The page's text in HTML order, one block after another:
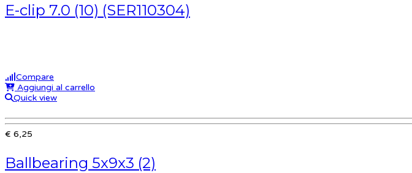
E-clip 7.0 (10) (SER110304)
Compare
Aggiungi al carrello
Quick view
€ 6,25
Ballbearing 5x9x3 (2)